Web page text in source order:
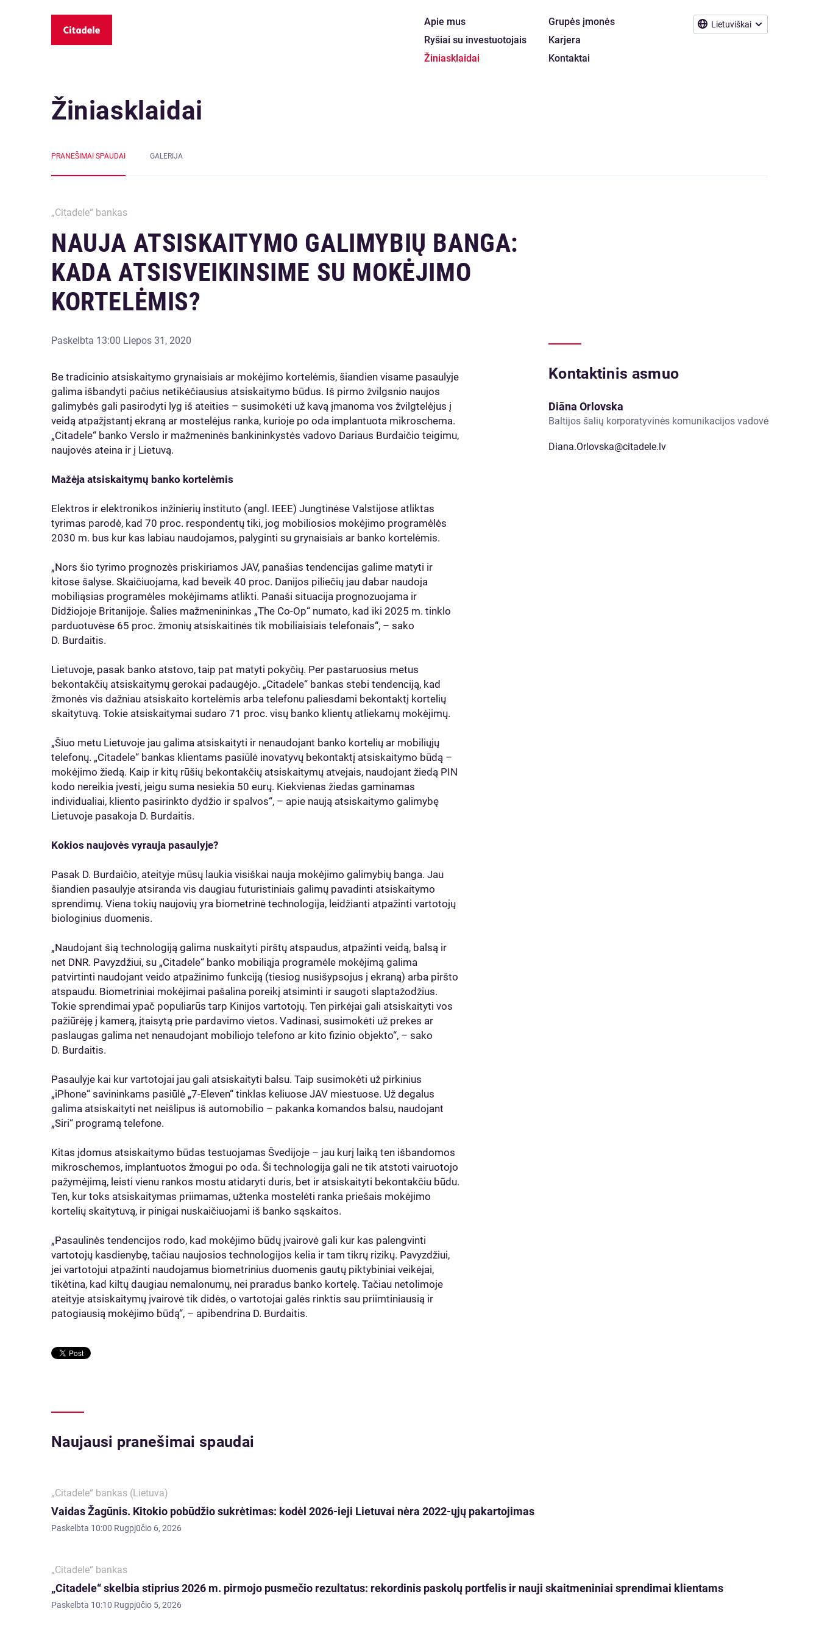
Lietuviškai
Apie mus
Ryšiai su investuotojais
Žiniasklaidai
Grupės įmonės
Karjera
Kontaktai
Žiniasklaidai
PRANEŠIMAI SPAUDAI GALERIJA
„Citadele“ bankas
NAUJA ATSISKAITYMO GALIMYBIŲ BANGA:
KADA ATSISVEIKINSIME SU MOKĖJIMO
KORTELĖMIS?
Paskelbta 13:00 Liepos 31, 2020
Be tradicinio atsiskaitymo grynaisiais ar mokėjimo kortelėmis, šiandien visame pasaulyje
galima išbandyti pačius netikėčiausius atsiskaitymo būdus. Iš pirmo žvilgsnio naujos
galimybės gali pasirodyti lyg iš ateities – susimokėti už kavą įmanoma vos žvilgtelėjus į
veidą atpažįstantį ekraną ar mostelėjus ranka, kurioje po oda implantuota mikroschema.
„Citadele“ banko Verslo ir mažmeninės bankininkystės vadovo Dariaus Burdaičio teigimu,
naujovės ateina ir į Lietuvą.
Mažėja atsiskaitymų banko kortelėmis
Elektros ir elektronikos inžinierių instituto (angl. IEEE) Jungtinėse Valstijose atliktas
tyrimas parodė, kad 70 proc. respondentų tiki, jog mobiliosios mokėjimo programėlės
2030 m. bus kur kas labiau naudojamos, palyginti su grynaisiais ar banko kortelėmis.
„Nors šio tyrimo prognozės priskiriamos JAV, panašias tendencijas galime matyti ir
kitose šalyse. Skaičiuojama, kad beveik 40 proc. Danijos piliečių jau dabar naudoja
mobiliąsias programėles mokėjimams atlikti. Panaši situacija prognozuojama ir
Didžiojoje Britanijoje. Šalies mažmenininkas „The Co-Op“ numato, kad iki 2025 m. tinklo
parduotuvėse 65 proc. žmonių atsiskaitinės tik mobiliaisiais telefonais“, – sako
D. Burdaitis.
Lietuvoje, pasak banko atstovo, taip pat matyti pokyčių. Per pastaruosius metus
bekontakčių atsiskaitymų gerokai padaugėjo. „Citadele“ bankas stebi tendenciją, kad
žmonės vis dažniau atsiskaito kortelėmis arba telefonu paliesdami bekontaktį kortelių
skaitytuvą. Tokie atsiskaitymai sudaro 71 proc. visų banko klientų atliekamų mokėjimų.
„Šiuo metu Lietuvoje jau galima atsiskaityti ir nenaudojant banko kortelių ar mobiliųjų
telefonų. „Citadele“ bankas klientams pasiūlė inovatyvų bekontaktį atsiskaitymo būdą –
mokėjimo žiedą. Kaip ir kitų rūšių bekontakčių atsiskaitymų atvejais, naudojant žiedą PIN
kodo nereikia įvesti, jeigu suma nesiekia 50 eurų. Kiekvienas žiedas gaminamas
individualiai, kliento pasirinkto dydžio ir spalvos“, – apie naują atsiskaitymo galimybę
Lietuvoje pasakoja D. Burdaitis.
Kokios naujovės vyrauja pasaulyje?
Pasak D. Burdaičio, ateityje mūsų laukia visiškai nauja mokėjimo galimybių banga. Jau
šiandien pasaulyje atsiranda vis daugiau futuristiniais galimų pavadinti atsiskaitymo
sprendimų. Viena tokių naujovių yra biometrinė technologija, leidžianti atpažinti vartotojų
biologinius duomenis.
„Naudojant šią technologiją galima nuskaityti pirštų atspaudus, atpažinti veidą, balsą ir
net DNR. Pavyzdžiui, su „Citadele“ banko mobiliąja programėle mokėjimą galima
patvirtinti naudojant veido atpažinimo funkciją (tiesiog nusišypsojus į ekraną) arba piršto
atspaudu. Biometriniai mokėjimai pašalina poreikį atsiminti ir saugoti slaptažodžius.
Tokie sprendimai ypač populiarūs tarp Kinijos vartotojų. Ten pirkėjai gali atsiskaityti vos
pažiūrėję į kamerą, įtaisytą prie pardavimo vietos. Vadinasi, susimokėti už prekes ar
paslaugas galima net nenaudojant mobiliojo telefono ar kito fizinio objekto“, – sako
D. Burdaitis.
Pasaulyje kai kur vartotojai jau gali atsiskaityti balsu. Taip susimokėti už pirkinius
„iPhone“ savininkams pasiūlė „7-Eleven“ tinklas keliuose JAV miestuose. Už degalus
galima atsiskaityti net neišlipus iš automobilio – pakanka komandos balsu, naudojant
„Siri“ programą telefone.
Kitas įdomus atsiskaitymo būdas testuojamas Švedijoje – jau kurį laiką ten išbandomos
mikroschemos, implantuotos žmogui po oda. Ši technologija gali ne tik atstoti vairuotojo
pažymėjimą, leisti vienu rankos mostu atidaryti duris, bet ir atsiskaityti bekontakčiu būdu.
Ten, kur toks atsiskaitymas priimamas, užtenka mostelėti ranka priešais mokėjimo
kortelių skaitytuvą, ir pinigai nuskaičiuojami iš banko sąskaitos.
„Pasaulinės tendencijos rodo, kad mokėjimo būdų įvairovė gali kur kas palengvinti
vartotojų kasdienybę, tačiau naujosios technologijos kelia ir tam tikrų rizikų. Pavyzdžiui,
jei vartotojui atpažinti naudojamus biometrinius duomenis gautų piktybiniai veikėjai,
tikėtina, kad kiltų daugiau nemalonumų, nei praradus banko kortelę. Tačiau netolimoje
ateityje atsiskaitymų įvairovė tik didės, o vartotojai galės rinktis sau priimtiniausią ir
patogiausią mokėjimo būdą“, – apibendrina D. Burdaitis.
Kontaktinis asmuo
Diāna Orlovska
Baltijos šalių korporatyvinės komunikacijos vadovė
Diana.Orlovska@citadele.lv
Naujausi pranešimai spaudai
„Citadele“ bankas (Lietuva)
Vaidas Žagūnis. Kitokio pobūdžio sukrėtimas: kodėl 2026-ieji Lietuvai nėra 2022-ųjų pakartojimas
Paskelbta 10:00 Rugpjūčio 6, 2026
„Citadele“ bankas
„Citadele“ skelbia stiprius 2026 m. pirmojo pusmečio rezultatus: rekordinis paskolų portfelis ir nauji skaitmeniniai sprendimai klientams
Paskelbta 10:10 Rugpjūčio 5, 2026